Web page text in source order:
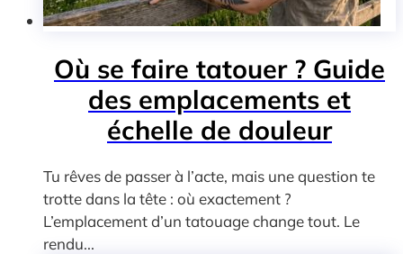
Où se faire tatouer ? Guide
des emplacements et
échelle de douleur
Tu rêves de passer à l’acte, mais une question te
trotte dans la tête : où exactement ?
L’emplacement d’un tatouage change tout. Le
rendu...